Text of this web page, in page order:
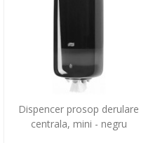
Dispencer prosop derulare
centrala, mini - negru